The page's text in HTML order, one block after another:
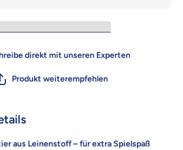
direkt mit unseren Experten
Produkt weiterempfehlen
aus Leinenstoff – für extra Spielspaß